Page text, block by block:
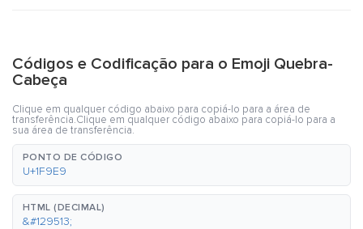
Códigos e Codificação para o Emoji Quebra-
Cabeça
Clique em qualquer código abaixo para copiá-lo para a área de
transferência.Clique em qualquer código abaixo para copiá-lo para a
sua área de transferência.
PONTO DE CÓDIGO
U+1F9E9
HTML (DECIMAL)
&#129513;